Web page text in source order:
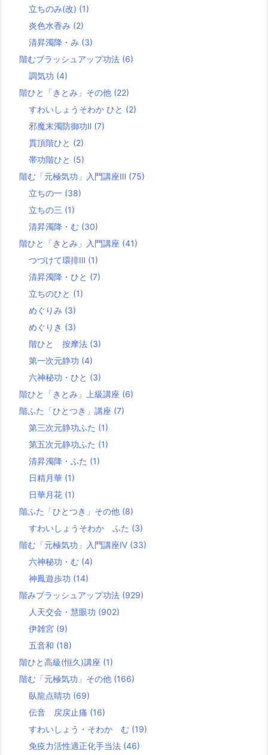
立ちのみ(改) (1)
炎色水香み (2)
清昇濁降・み (3)
階むブラッシュアップ功法 (6)
調気功 (4)
階ひと「きとみ」その他 (22)
すわいしょうそわか ひと (2)
邪魔末濁防御功Ⅱ (7)
貫頂階ひと (2)
帯功階ひと (5)
階む「元極気功」入門講座Ⅲ (75)
立ちの一 (38)
立ちの三 (1)
清昇濁降・む (30)
階ひと「きとみ」入門講座 (41)
つづけて環排Ⅲ (1)
清昇濁降・ひと (7)
立ちのひと (1)
めぐりみ (3)
めぐりき (3)
階ひと 按摩法 (3)
第一次元静功 (4)
六神秘功・ひと (3)
階ひと「きとみ」上級講座 (6)
階ふた「ひとつき」講座 (7)
第三次元静功ふた (1)
第五次元静功ふた (1)
清昇濁降・ふた (1)
日精月華 (1)
日華月花 (1)
階ふた「ひとつき」その他 (8)
すわいしょうそわか ふた (3)
階む「元極気功」入門講座Ⅳ (33)
六神秘功・む (4)
神鳳遊歩功 (14)
階みブラッシュアップ功法 (929)
人天交会・慧眼功 (902)
伊雑宮 (9)
五音和 (18)
階ひと高級(恒久)講座 (1)
階む「元極気功」その他 (166)
臥龍点睛功 (69)
伝音 戻戻止痛 (16)
すわいしょう・そわか む (19)
免疫力活性適正化手当法 (46)